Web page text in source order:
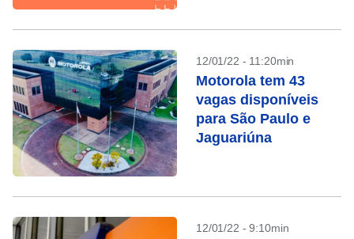
12/01/22 - 11:20min
Motorola tem 43
vagas disponíveis
para São Paulo e
Jaguariúna
12/01/22 - 9:10min